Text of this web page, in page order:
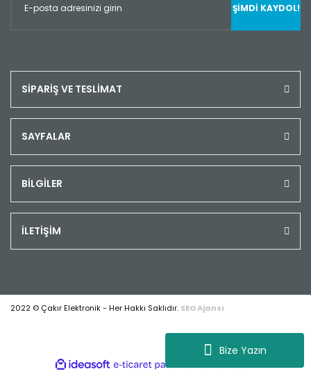
Bize Yazın
ŞİMDİ KAYDOL!
SİPARİŞ VE TESLİMAT
SAYFALAR
BİLGİLER
İLETİŞİM
2022 © Çakır Elektronik - Her Hakkı Saklıdır. SEO Ajansı
ideasoft